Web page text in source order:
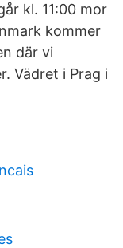
kl. 11:00 mor
kommer
där vi
Vädret i Prag i